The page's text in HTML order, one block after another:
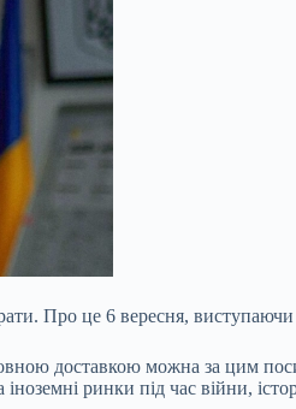
Про це 6 вересня, виступаючи
доставкою можна за цим
ринки під час війни,